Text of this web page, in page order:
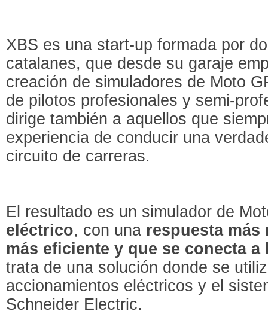
XBS es una start-up formada por
catalanes, que desde su garaje
creación de simuladores de Moto
de pilotos profesionales y semi-
dirige también a aquellos que
experiencia de conducir una
circuito de carreras.
El resultado es un simulador de
eléctrico, con una respuesta
más eficiente y que se conecta
trata de una solución donde se
accionamientos eléctricos y el
Schneider Electric.